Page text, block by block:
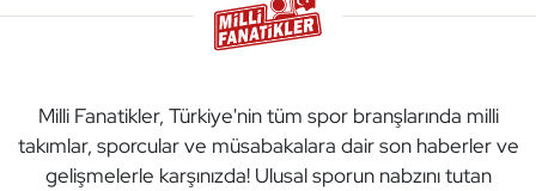
Milli Fanatikler, Türkiye'nin tüm spor branşlarında milli
takımlar, sporcular ve müsabakalara dair son haberler ve
gelişmelerle karşınızda! Ulusal sporun nabzını tutan